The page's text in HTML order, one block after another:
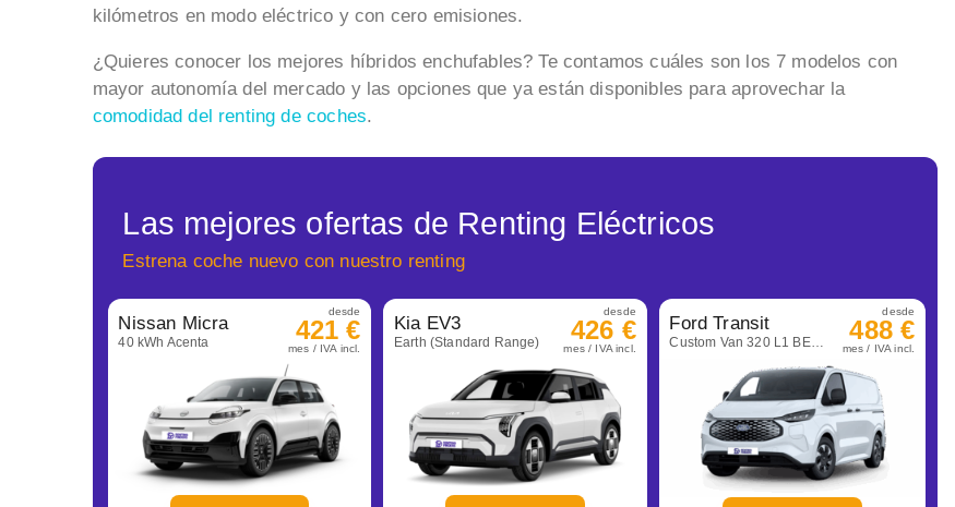
kilómetros en modo eléctrico y con cero emisiones.
¿Quieres conocer los mejores híbridos enchufables? Te contamos cuáles son los 7 modelos con
mayor autonomía del mercado y las opciones que ya están disponibles para aprovechar la
comodidad del renting de coches.
Las mejores ofertas de Renting Eléctricos
Estrena coche nuevo con nuestro renting
Nissan Micra
40 kWh Acenta
desde
421 €
mes / IVA incl.
Kia EV3
Earth (Standard Range)
desde
426 €
mes / IVA incl.
Ford Transit
Custom Van 320 L1 BEV automática Trend
desde
488 €
mes / IVA incl.